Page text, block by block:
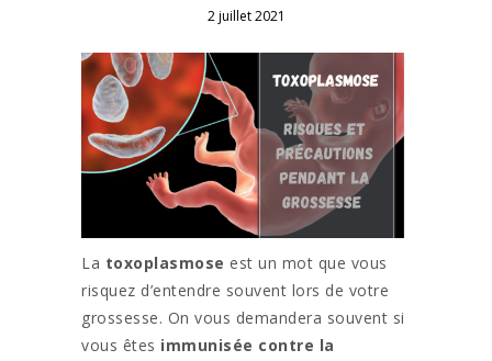
2 juillet 2021
La toxoplasmose est un mot que vous
risquez d’entendre souvent lors de votre
grossesse. On vous demandera souvent si
vous êtes immunisée contre la